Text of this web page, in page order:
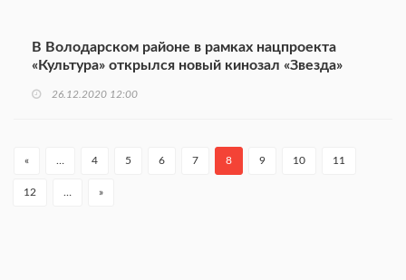
В Володарском районе в рамках нацпроекта
«Культура» открылся новый кинозал «Звезда»
26.12.2020 12:00
« 4 5 6 7 8 9 10 11
12 »